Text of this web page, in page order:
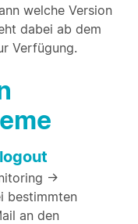
welche Version
dabei ab dem
Verfügung.
->
bestimmten
an den